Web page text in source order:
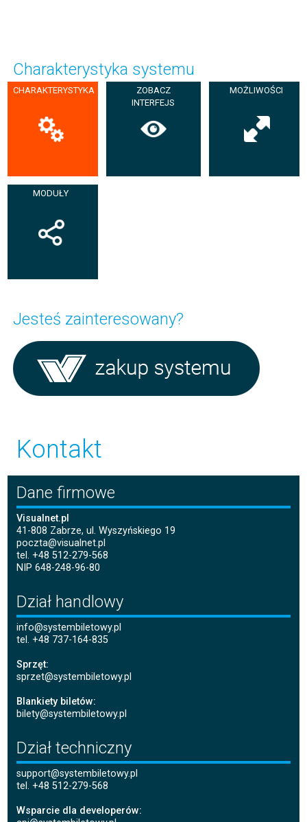
Charakterystyka systemu
CHARAKTERYSTYKA
ZOBACZ
INTERFEJS
MOŻLIWOŚCI
MODUŁY
Jesteś zainteresowany?
Kontakt
Dane firmowe
Visualnet.pl
41-808 Zabrze, ul. Wyszyńskiego 19
poczta@visualnet.pl
tel. +48 512-279-568
NIP 648-248-96-80
Dział handlowy
info@systembiletowy.pl
tel. +48 737-164-835
Sprzęt:
sprzet@systembiletowy.pl
Blankiety biletów:
bilety@systembiletowy.pl
Dział techniczny
support@systembiletowy.pl
tel. +48 512-279-568
Wsparcie dla developerów: